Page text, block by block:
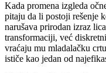
Kada promena izgleda
pitaju da li postoji rešenje
narušava prirodan izraz
transformaciji, već
vraćaju mu mladalačku
ističe kao jedan od